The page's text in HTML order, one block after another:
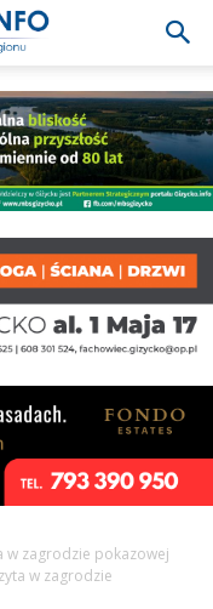
w zagrodzie pokazowej
w zagrodzie